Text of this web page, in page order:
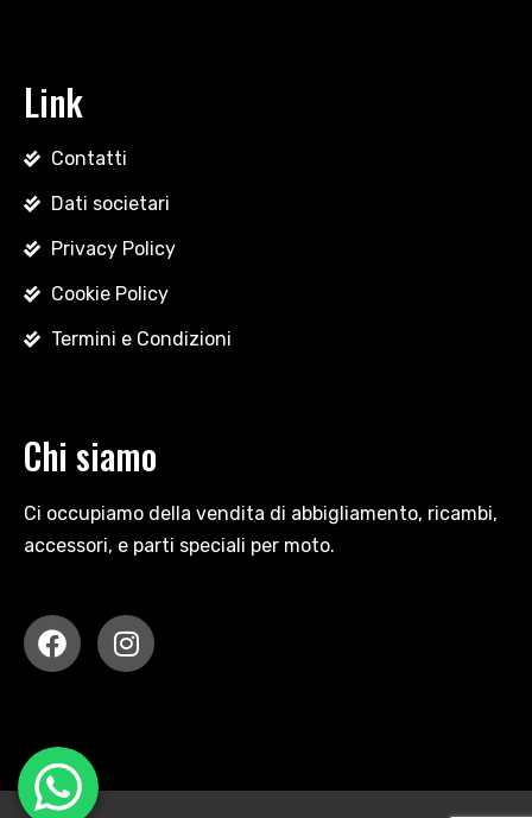
Link
Contatti
Dati societari
Privacy Policy
Cookie Policy
Termini e Condizioni
Chi siamo
Ci occupiamo della vendita di abbigliamento, ricambi,
accessori, e parti speciali per moto.